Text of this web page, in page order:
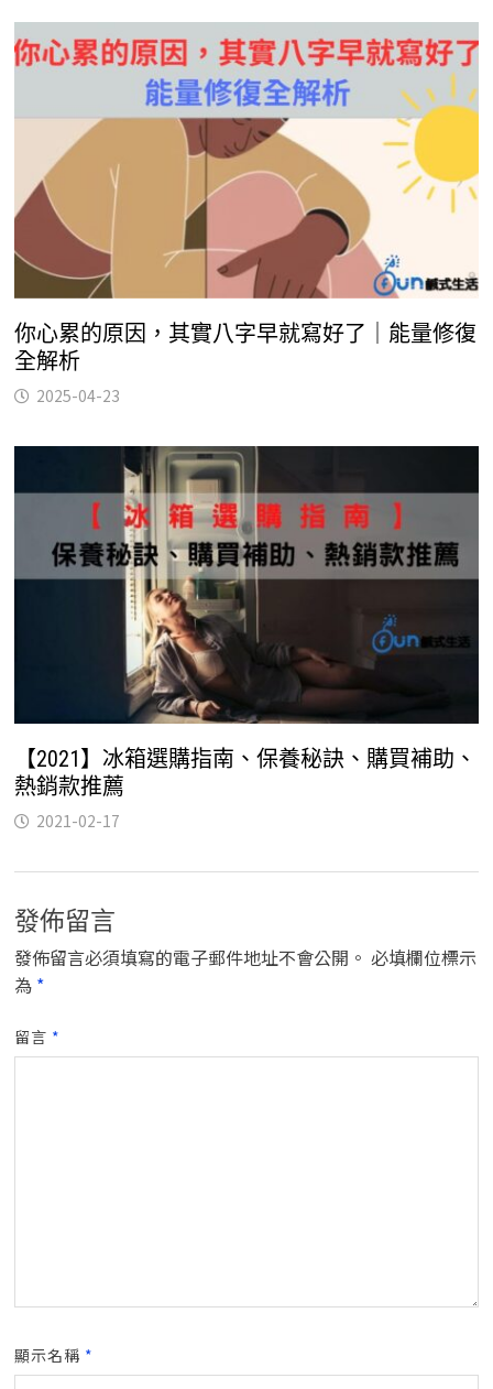
你心累的原因，其實八字早就寫好了｜能量修復
全解析
2025-04-23
【2021】冰箱選購指南、保養秘訣、購買補助、
熱銷款推薦
2021-02-17
發佈留言
發佈留言必須填寫的電子郵件地址不會公開。 必填欄位標示
為 *
留言 *
顯示名稱 *